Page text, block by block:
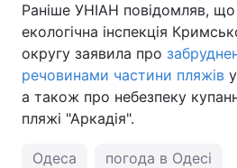
Раніше УНІАН повідомляв,
екологічна інспекція
округу заявила про
речовинами частини пляжів
а також про небезпеку
пляжі "Аркадія".
Одеса погода в Одесі